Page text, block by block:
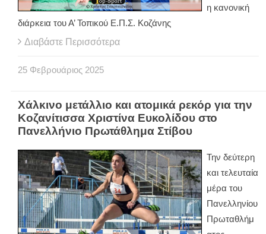
η κανονική
διάρκεια του Α’ Τοπικού Ε.Π.Σ. Κοζάνης
Διαβάστε Περισσότερα
25 Φεβρουάριος 2025
Χάλκινο μετάλλιο και ατομικά ρεκόρ για την
Κοζανίτισσα Χριστίνα Ευκολίδου στο
Πανελλήνιο Πρωτάθλημα Στίβου
Την δεύτερη
και τελευταία
μέρα του
Πανελληνίου
Πρωταθλήμ